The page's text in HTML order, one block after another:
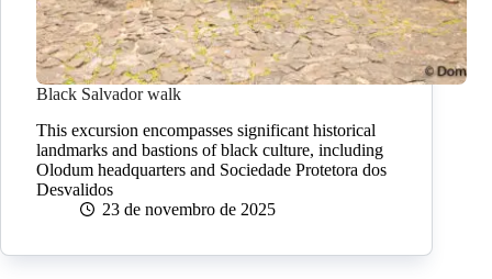
Black Salvador walk
This excursion encompasses significant historical
landmarks and bastions of black culture, including
Olodum headquarters and Sociedade Protetora dos
Desvalidos
23 de novembro de 2025